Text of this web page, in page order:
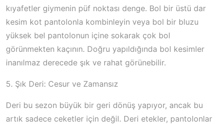
kıyafetler giymenin püf noktası denge. Bol bir üstü dar
kesim kot pantolonla kombinleyin veya bol bir bluzu
yüksek bel pantolonun içine sokarak çok bol
görünmekten kaçının. Doğru yapıldığında bol kesimler
inanılmaz derecede şık ve rahat görünebilir.
5. Şık Deri: Cesur ve Zamansız
Deri bu sezon büyük bir geri dönüş yapıyor, ancak bu
artık sadece ceketler için değil. Deri etekler, pantolonlar